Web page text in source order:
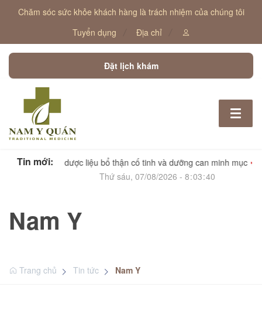
Chăm sóc sức khỏe khách hàng là trách nhiệm của chúng tôi
Tuyển dụng
Địa chỉ
Đặt lịch khám
Toggle
Tin mới:
Uyển Tử – dược liệu bổ thận cố tinh và dưỡng can minh mục
Thứ sáu, 07/08/2026 - 8:03:40
Nam Y
Trang chủ Tin tức Nam Y